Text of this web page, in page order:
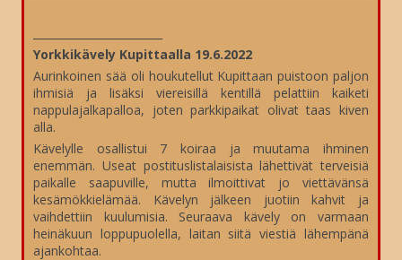
Yorkkikävely Kupittaalla 19.6.2022
Aurinkoinen sää oli houkutellut Kupittaan puistoon paljon
ihmisiä ja lisäksi viereisillä kentillä pelattiin kaiketi
nappulajalkapalloa, joten parkkipaikat olivat taas kiven
alla.
Kävelylle osallistui 7 koiraa ja muutama ihminen
enemmän. Useat postituslistalaisista lähettivät terveisiä
paikalle saapuville, mutta ilmoittivat jo viettävänsä
kesämökkielämää. Kävelyn jälkeen juotiin kahvit ja
vaihdettiin kuulumisia. Seuraava kävely on varmaan
heinäkuun loppupuolella, laitan siitä viestiä lähempänä
ajankohtaa.